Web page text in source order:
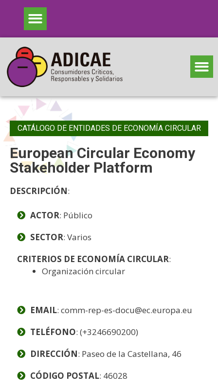
CATÁLOGO DE ENTIDADES DE ECONOMÍA CIRCULAR
European Circular Economy
Stakeholder Platform
DESCRIPCIÓN:
ACTOR: Público
SECTOR: Varios
CRITERIOS DE ECONOMÍA CIRCULAR:
Organización circular
EMAIL: comm-rep-es-docu@ec.europa.eu
TELÉFONO: (+3246690200)
DIRECCIÓN: Paseo de la Castellana, 46
CÓDIGO POSTAL: 46028